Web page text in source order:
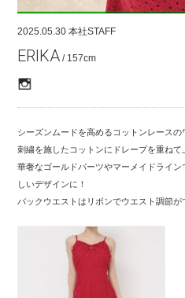
2025.05.30 本社STAFF
ERIKA / 157cm
シーズンムードを高めるコットンレースの
刺繍を施したコットンにドレープを重ね
華奢なゴールドパーツやマーメイドライ
しいデザインに！
バックウエストはリボンでウエスト調節
FOR BUSINESS PARTNER